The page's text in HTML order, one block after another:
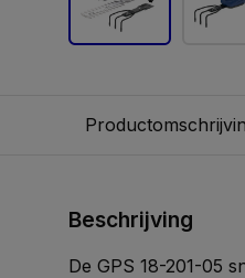
Beschrijving
De GPS 18-201-05